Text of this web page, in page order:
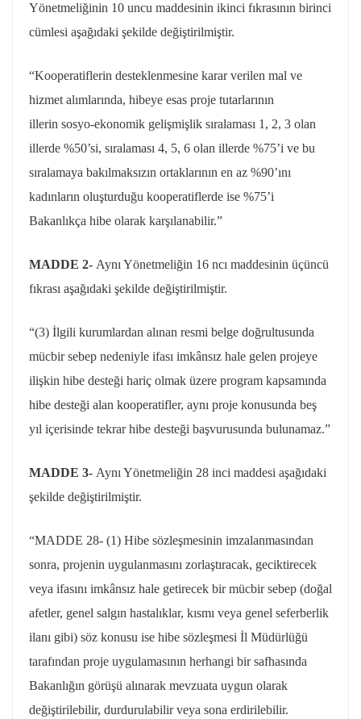
Yönetmeliğinin 10 uncu maddesinin ikinci fıkrasının birinci
cümlesi aşağıdaki şekilde değiştirilmiştir.
“Kooperatiflerin desteklenmesine karar verilen mal ve
hizmet alımlarında, hibeye esas proje tutarlarının
illerin sosyo-ekonomik gelişmişlik sıralaması 1, 2, 3 olan
illerde %50’si, sıralaması 4, 5, 6 olan illerde %75’i ve bu
sıralamaya bakılmaksızın ortaklarının en az %90’ını
kadınların oluşturduğu kooperatiflerde ise %75’i
Bakanlıkça hibe olarak karşılanabilir.”
MADDE 2- Aynı Yönetmeliğin 16 ncı maddesinin üçüncü
fıkrası aşağıdaki şekilde değiştirilmiştir.
“(3) İlgili kurumlardan alınan resmi belge doğrultusunda
mücbir sebep nedeniyle ifası imkânsız hale gelen projeye
ilişkin hibe desteği hariç olmak üzere program kapsamında
hibe desteği alan kooperatifler, aynı proje konusunda beş
yıl içerisinde tekrar hibe desteği başvurusunda bulunamaz.”
MADDE 3- Aynı Yönetmeliğin 28 inci maddesi aşağıdaki
şekilde değiştirilmiştir.
“MADDE 28- (1) Hibe sözleşmesinin imzalanmasından
sonra, projenin uygulanmasını zorlaştıracak, geciktirecek
veya ifasını imkânsız hale getirecek bir mücbir sebep (doğal
afetler, genel salgın hastalıklar, kısmı veya genel seferberlik
ilanı gibi) söz konusu ise hibe sözleşmesi İl Müdürlüğü
tarafından proje uygulamasının herhangi bir safhasında
Bakanlığın görüşü alınarak mevzuata uygun olarak
değiştirilebilir, durdurulabilir veya sona erdirilebilir.